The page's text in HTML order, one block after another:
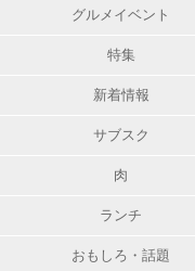
グルメイベント
特集
新着情報
サブスク
肉
ランチ
おもしろ・話題